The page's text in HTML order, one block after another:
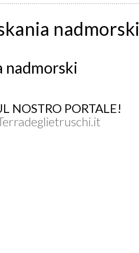
nadmorski
nadmorski
NOSTRO PORTALE!